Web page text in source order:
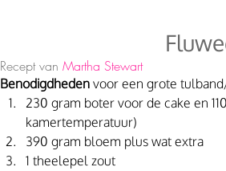
Recept van Martha Stewart
Benodigdheden voor een grote
230 gram boter voor de cake en
kamertemperatuur)
390 gram bloem plus wat extra
1 theelepel zout